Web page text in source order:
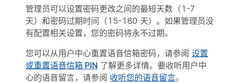
管理员可以设置密码更改之间的最短天数（1-7
天）和密码过期时间（15-180 天）。如果管理员没
有配置相关设置，您的密码将永不过期。
您可以从用户中心重置语音信箱密码，请参阅 设置
或重置语音信箱 PIN 了解更多详情。要收听用户中
心的语音留言，请参阅 收听您的语音留言。